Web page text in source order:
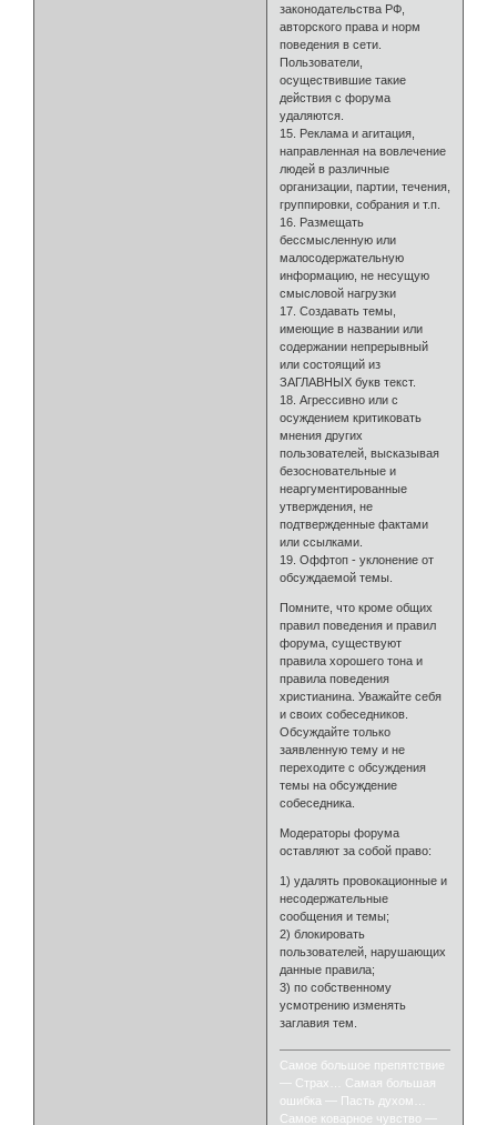
законодательства РФ,
авторского права и норм
поведения в сети.
Пользователи,
осуществившие такие
действия с форума
удаляются.
15. Реклама и агитация,
направленная на вовлечение
людей в различные
организации, партии, течения,
группировки, собрания и т.п.
16. Размещать
бессмысленную или
малосодеpжательнyю
информацию, не несущую
смысловой нагрузки
17. Создавать темы,
имеющие в названии или
содержании непрерывный
или состоящий из
ЗАГЛАВНЫХ букв текст.
18. Агрессивно или с
осуждением критиковать
мнения других
пользователей, высказывая
безосновательные и
неаргументированные
утверждения, не
подтвержденные фактами
или ссылками.
19. Оффтоп - уклонение от
обсуждаемой темы.
Помните, что кроме общих
правил поведения и правил
форума, существуют
правила хорошего тона и
правила поведения
христианина. Уважайте себя
и своих собеседников.
Обсуждайте только
заявленную тему и не
переходите с обсуждения
темы на обсуждение
собеседника.
Модераторы форума
оставляют за собой право:
1) удалять провокационные и
несодержательные
сообщения и темы;
2) блокировать
пользователей, нарушающих
данные правила;
3) по собственному
усмотрению изменять
заглавия тем.
Самое большое препятствие
— Страх… Самая большая
ошибка — Пасть духом…
Самое коварное чувство —